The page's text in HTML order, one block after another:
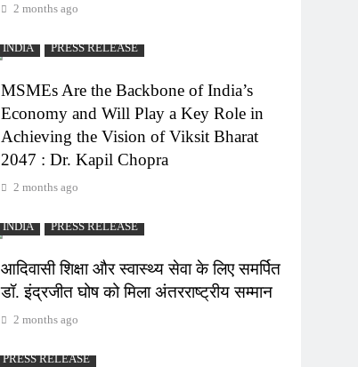
2 months ago
INDIA PRESS RELEASE
MSMEs Are the Backbone of India’s
Economy and Will Play a Key Role in
Achieving the Vision of Viksit Bharat
2047 : Dr. Kapil Chopra
2 months ago
INDIA PRESS RELEASE
आदिवासी शिक्षा और स्वास्थ्य सेवा के लिए समर्पित
डॉ. इंद्रजीत घोष को मिला अंतरराष्ट्रीय सम्मान
2 months ago
PRESS RELEASE